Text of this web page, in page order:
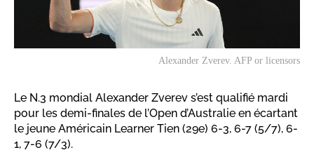
Alexander Zverev. AFP or licensors
Le N.3 mondial Alexander Zverev s’est qualifié mardi
pour les demi-finales de l’Open d’Australie en écartant
le jeune Américain Learner Tien (29e) 6-3, 6-7 (5/7), 6-
1, 7-6 (7/3).